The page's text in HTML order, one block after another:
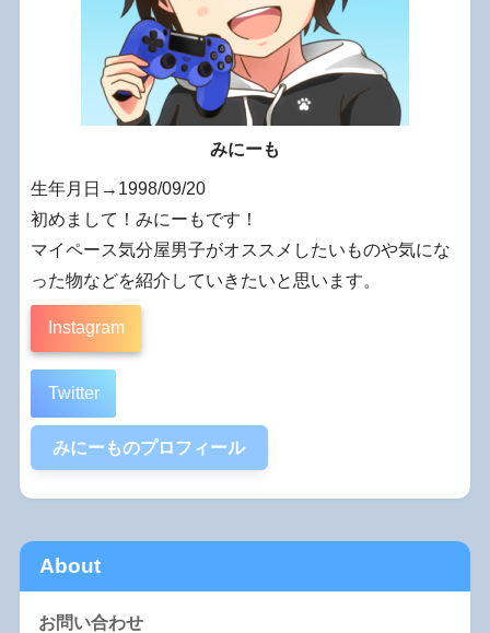
みにーも
生年月日→1998/09/20
初めまして！みにーもです！
マイペース気分屋男子がオススメしたいものや気にな
った物などを紹介していきたいと思います。
Instagram
Twitter
みにーものプロフィール
About
お問い合わせ